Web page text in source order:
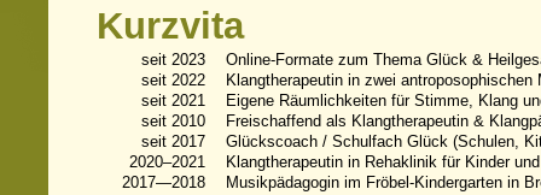
Kurzvita
seit 2023
Online-Formate zum Thema Glück &
seit 2022
Klangtherapeutin in zwei antroposophischen
seit 2021
Eigene Räumlichkeiten für Stimme, Klang
seit 2010
Freischaffend als Klangtherapeutin &
seit 2017
Glückscoach / Schulfach Glück (Schulen,
2020–2021
Klangtherapeutin in Rehaklinik für Kinder
2017—2018
Musikpädagogin im Fröbel-Kindergarten in